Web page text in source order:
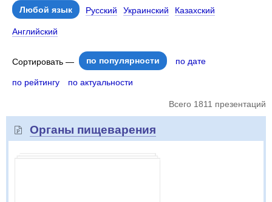
Любой язык Русский Украинский Казахский
Английский
Сортировать — по популярности по дате
по рейтингу по актуальности
Всего 1811 презентаций
Органы пищеварения